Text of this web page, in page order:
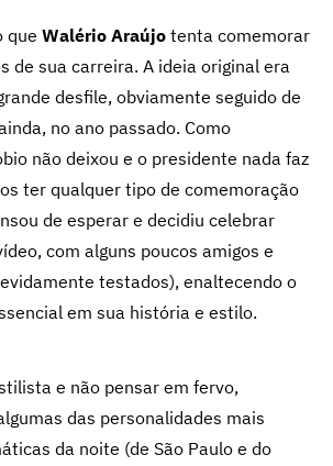
que Walério Araújo tenta comemorar
de sua carreira. A ideia original era
desfile, obviamente seguido de
no ano passado. Como
não deixou e o presidente nada faz
ter qualquer tipo de comemoração
de esperar e decidiu celebrar
com alguns poucos amigos e
testados), enaltecendo o
em sua história e estilo.
e não pensar em fervo,
das personalidades mais
da noite (de São Paulo e do